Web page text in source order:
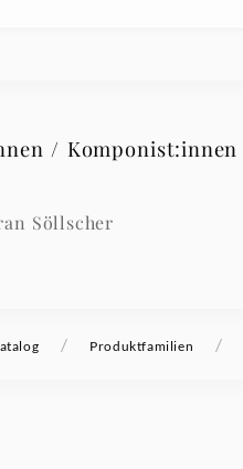
/ Komponist:innen
Söllscher
/ Produktfamilien /